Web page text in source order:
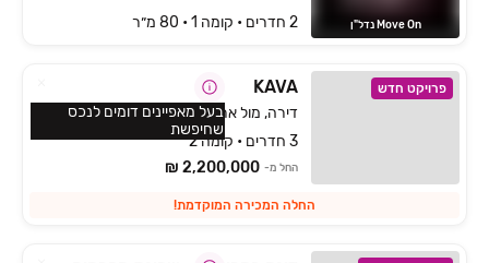
Move On נדל"ן
2 חדרים • קומה ‎1‏ • 80 מ״ר
פרויקט חדש KAVA‏
דירה, מול ארבל, טבריה
3 חדרים • קומה 2
החל מ- 2,200,000 ₪
החלה המכירה המוקדמת!
בעל מאפיינים דומים לנכס
שחיפשת